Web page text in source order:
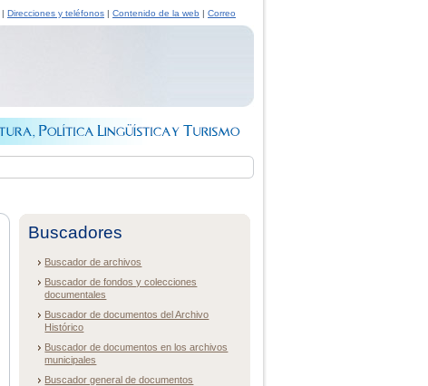
| Direcciones y teléfonos | Contenido de la web | Correo
Buscadores
Buscador de archivos
Buscador de fondos y colecciones
documentales
Buscador de documentos del Archivo
Histórico
Buscador de documentos en los archivos
municipales
Buscador general de documentos